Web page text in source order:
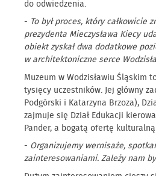
do odwiedzenia.
- To był proces, który
prezydenta Mieczysława Kiecy
obiekt zyskał dwa dodatkowe
w architektoniczne serce
Muzeum w Wodzisławiu Śląskim
tysięcy uczestników. Jej główny
Podgórski i Katarzyna Brzoza),
zajmuje się Dział Edukacji
Pander, a bogatą ofertę
- Organizujemy wernisaże,
zainteresowaniami. Zależy nam